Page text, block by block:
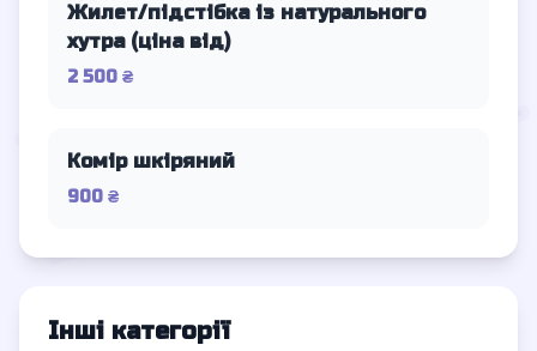
Жилет/підстібка із натурального
хутра (ціна від)
2 500 ₴
Комір шкіряний
900 ₴
Інші категорії